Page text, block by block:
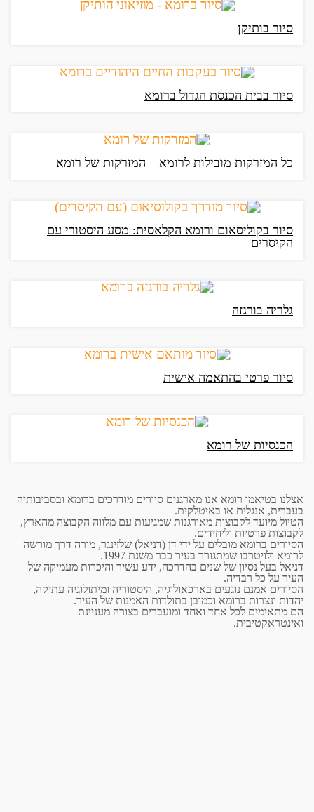
סיור בותיקן
סיור בבית הכנסת הגדול ברומא
כל המזרקות מובילות לרומא – המזרקות של רומא
סיור בקוליסאום ורומא הקלאסית: מסע היסטורי עם
הקיסרים
גלריה בורגזה
סיור פרטי בהתאמה אישית
הכנסיות של רומא
אצלנו בטיאמו רומא אנו מארגנים סיורים מודרכים ברומא ובסביבותיה
בעברית, אנגלית או באיטלקית.
הטיול מיועד לקבוצות מאורגנות שמגיעות עם מלווה הקבוצה מהארץ,
לקבוצות פרטיות וליחידים.
הסיורים ברומא מובלים על ידי דן (דניאל) שלזינגר, מורה דרך מורשה
לרומא ולויטרבו שמתגורר בעיר כבר משנת 1997.
דניאל בעל נסיון של שנים בהדרכה, ידע עשיר והיכרות מעמיקה של
העיר על כל רבדיה.
הסיורים אמנם נוגעים בארכאולוגיה, היסטוריה ומיתולוגיה עתיקה,
יהדות ונצרות ברומא וכמובן בתולדות האמנות של העיר.
הם מתאימים לכל אחד ואחד ומועברים בצורה מעניינת
ואינטראקטיבית.